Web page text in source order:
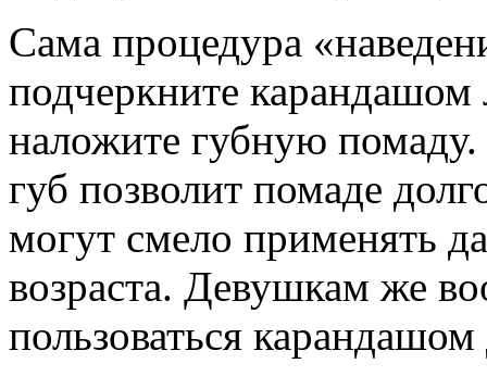
Сама процедура
подчеркните
наложите губную
губ позволит помаде
могут смело применять
возраста. Девушкам же
пользоваться карандашом